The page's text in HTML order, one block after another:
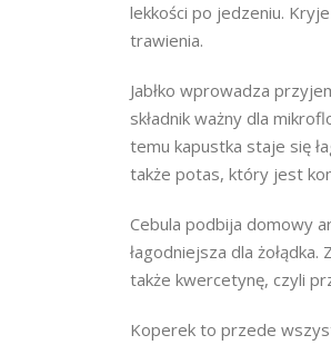
lekkości po jedzeniu.
trawienia.
Jabłko wprowadza
składnik ważny dla
temu kapustka staje się
także potas, który jest
Cebula podbija domowy
łagodniejsza dla
także kwercetynę, czyli
Koperek to przede